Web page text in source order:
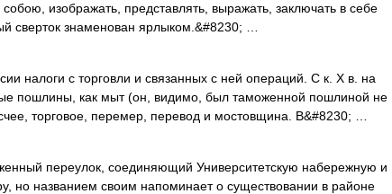
собою, изображать, представлять, выражать, заключать в себе
сверток знаменован ярлыком.&#8230; …
налоги с торговли и связанных с ней операций. С к. X в. на
пошлины, как мыт (он, видимо, был таможенной пошлиной не
торговое, перемер, перевод и мостовщина. В&#8230; …
переулок, соединяющий Университетскую набережную и
но названием своим напоминает о существовании в районе